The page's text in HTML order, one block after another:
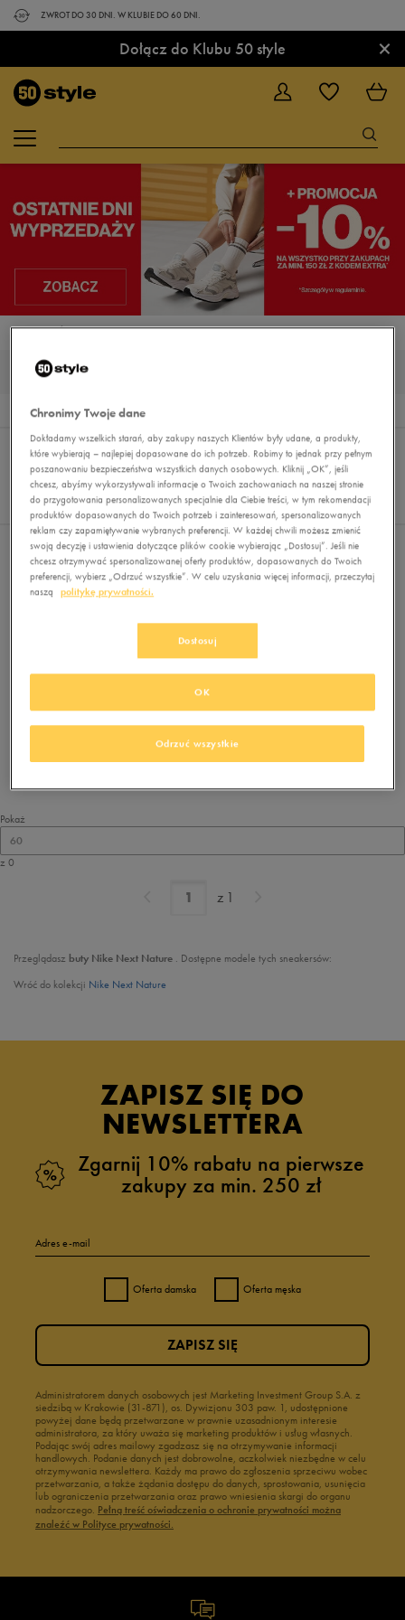
ZWROT DO 30 DNI. W KLUBIE DO 60 DNI.
Dołącz do Klubu 50 style ×
STRONA GŁÓWNA NIKE NEXT NATURE
0
Wyników
Sortuj:
REKOMENDOWANE
FILTRUJ
Pokaż
60
z 0
Nie wybrano filtrów
Brak produktów do wyświetlenia
Zmień kryteria wyszukiwania lub
usuń wybrane filtry
Pokaż
60
z 0
z 1
Przeglądasz buty Nike Next Nature . Dostępne modele tych sneakersów:
Wróć do kolekcji Nike Next Nature
ZAPISZ SIĘ DO
NEWSLETTERA
Zgarnij 10% rabatu na pierwsze
zakupy za min. 250 zł
Adres e-mail
Oferta damska Oferta męska
Administratorem danych osobowych jest Marketing Investment Group S.A. z
siedzibą w Krakowie (31-871), os. Dywizjonu 303 paw. 1, udostępnione
powyżej dane będą przetwarzane w prawnie uzasadnionym interesie
administratora, za który uważa się marketing produktów i usług własnych.
Podając swój adres mailowy zgadzasz się na otrzymywanie informacji
handlowych. Podanie danych jest dobrowolne, aczkolwiek niezbędne w celu
otrzymywania newslettera. Każdy ma prawo do zgłoszenia sprzeciwu wobec
przetwarzania, a także żądania dostępu do danych, sprostowania, usunięcia
lub ograniczenia przetwarzania oraz prawo wniesienia skargi do organu
nadzorczego. Pełną treść oświadczenia o ochronie prywatności można
znaleźć w Polityce prywatności.
ZAPISZ SIĘ
Chronimy Twoje dane
Dokładamy wszelkich starań, aby zakupy naszych Klientów były udane, a produkty,
które wybierają – najlepiej dopasowane do ich potrzeb. Robimy to jednak przy pełnym
poszanowaniu bezpieczeństwa wszystkich danych osobowych. Kliknij „OK”, jeśli
chcesz, abyśmy wykorzystywali informacje o Twoich zachowaniach na naszej stronie
do przygotowania personalizowanych specjalnie dla Ciebie treści, w tym rekomendacji
produktów dopasowanych do Twoich potrzeb i zainteresowań, spersonalizowanych
reklam czy zapamiętywanie wybranych preferencji. W każdej chwili możesz zmienić
swoją decyzję i ustawienia dotyczące plików cookie wybierając „Dostosuj”. Jeśli nie
chcesz otrzymywać spersonalizowanej oferty produktów, dopasowanych do Twoich
preferencji, wybierz „Odrzuć wszystkie”. W celu uzyskania więcej informacji, przeczytaj
naszą
politykę prywatności.
Dostosuj
Odrzuć wszystkie
OK